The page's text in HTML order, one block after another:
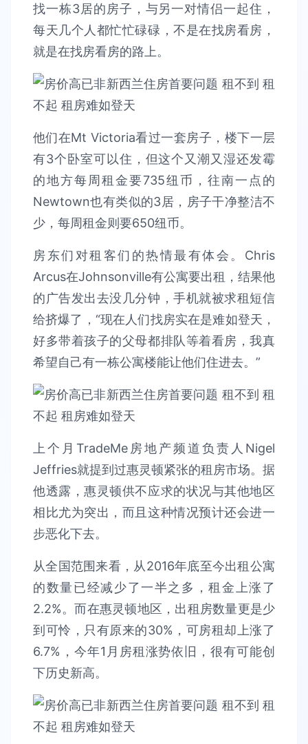
找一栋3居的房子，与另一对情侣一起住，
每天几个人都忙忙碌碌，不是在找房看房，
就是在找房看房的路上。
他们在Mt Victoria看过一套房子，楼下一层
有3个卧室可以住，但这个又潮又湿还发霉
的地方每周租金要735纽币，往南一点的
Newtown也有类似的3居，房子干净整洁不
少，每周租金则要650纽币。
房东们对租客们的热情最有体会。Chris
Arcus在Johnsonville有公寓要出租，结果他
的广告发出去没几分钟，手机就被求租短信
给挤爆了，“现在人们找房实在是难如登天，
好多带着孩子的父母都排队等着看房，我真
希望自己有一栋公寓楼能让他们住进去。”
上个月TradeMe房地产频道负责人Nigel
Jeffries就提到过惠灵顿紧张的租房市场。据
他透露，惠灵顿供不应求的状况与其他地区
相比尤为突出，而且这种情况预计还会进一
步恶化下去。
从全国范围来看，从2016年底至今出租公寓
的数量已经减少了一半之多，租金上涨了
2.2%。而在惠灵顿地区，出租房数量更是少
到可怜，只有原来的30%，可房租却上涨了
6.7%，今年1月房租涨势依旧，很有可能创
下历史新高。